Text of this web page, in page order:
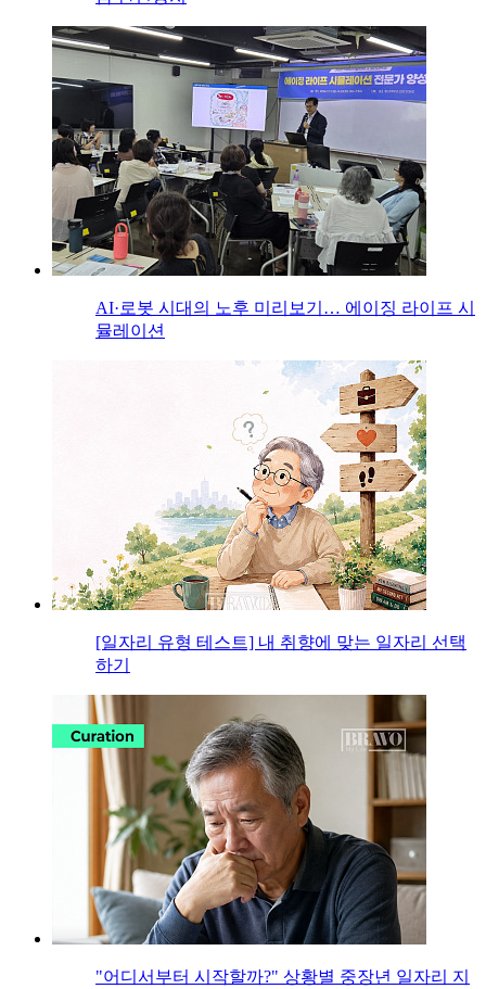
AI·로봇 시대의 노후 미리보기… 에이징 라이프 시
뮬레이션
[일자리 유형 테스트] 내 취향에 맞는 일자리 선택
하기
"어디서부터 시작할까?" 상황별 중장년 일자리 지